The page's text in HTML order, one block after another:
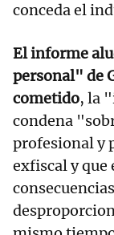
conceda el
El informe
personal" de
cometido, la
condena
profesional y
exfiscal y que